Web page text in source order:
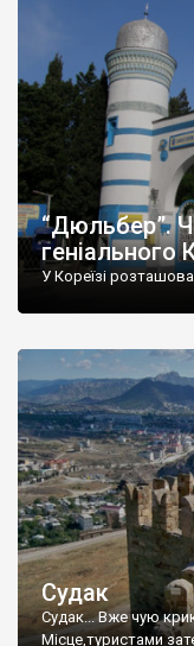
“Дюльбер”.
геніального
У Кореїзі
Судак
Судак... Вже чую
Місце,туристами